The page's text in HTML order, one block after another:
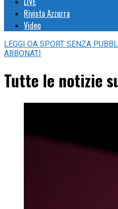
Rivista Azzurra
Video
LEGGI OA SPORT SENZA
ABBONATI
Tutte le notizie